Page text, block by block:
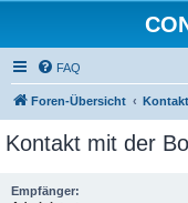
FAQ
Foren-Übersicht
Kontakt mit der
Empfänger: